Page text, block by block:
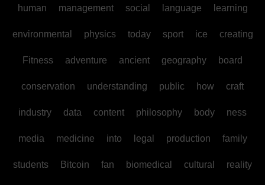
human management social language learning
environmental physics today sport ice creating
Fitness adventure ancient geography board
conservation understanding public how craft
industry data content philosophy body ness
media medicine into legal production family
students Bitcoin fan biomedical cultural reality